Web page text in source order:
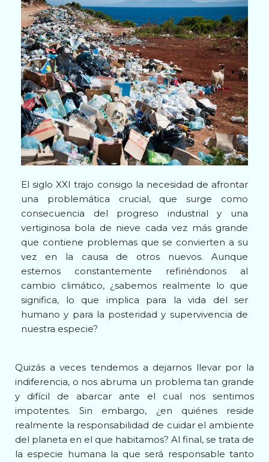
El siglo XXI trajo consigo la necesidad de afrontar
una problemática crucial, que surge como
consecuencia del progreso industrial y una
vertiginosa bola de nieve cada vez más grande
que contiene problemas que se convierten a su
vez en la causa de otros nuevos. Aunque
estemos constantemente refiriéndonos al
cambio climático, ¿sabemos realmente lo que
significa, lo que implica para la vida del ser
humano y para la posteridad y supervivencia de
nuestra especie?
Quizás a veces tendemos a dejarnos llevar por la
indiferencia, o nos abruma un problema tan grande
y difícil de abarcar ante el cual nos sentimos
impotentes. Sin embargo, ¿en quiénes reside
realmente la responsabilidad de cuidar el ambiente
del planeta en el que habitamos? Al final, se trata de
la especie humana la que será responsable tanto